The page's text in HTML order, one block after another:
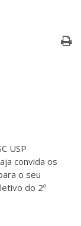
USP
convida os
o seu
do 2º